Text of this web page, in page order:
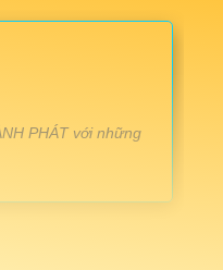
PHÁT với những